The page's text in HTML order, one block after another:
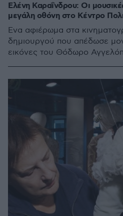
Ελένη Καραΐνδρου: Οι
μεγάλη οθόνη στο Κέντρο
Ένα αφιέρωμα στα
δημιουργού που απέδωσε
εικόνες του Θόδωρο